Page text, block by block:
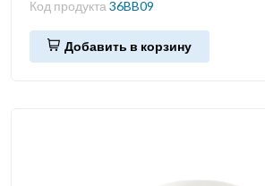
Код продукта 36BB09
Добавить в корзину